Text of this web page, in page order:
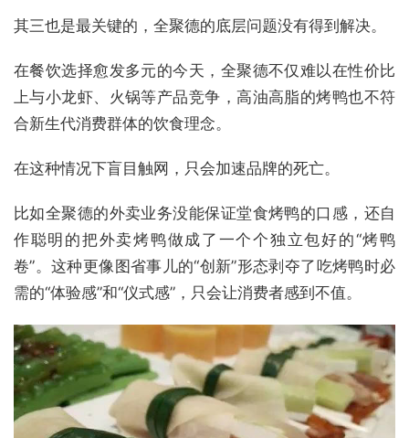
其三也是最关键的，全聚德的底层问题没有得到解决。
在餐饮选择愈发多元的今天，全聚德不仅难以在性价比
上与小龙虾、火锅等产品竞争，高油高脂的烤鸭也不符
合新生代消费群体的饮食理念。
在这种情况下盲目触网，只会加速品牌的死亡。
比如全聚德的外卖业务没能保证堂食烤鸭的口感，还自
作聪明的把外卖烤鸭做成了一个个独立包好的“烤鸭
卷”。这种更像图省事儿的“创新”形态剥夺了吃烤鸭时必
需的“体验感”和“仪式感”，只会让消费者感到不值。